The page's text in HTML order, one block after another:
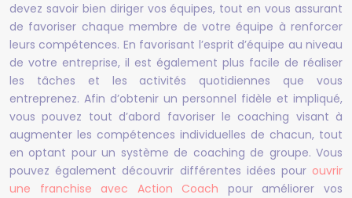
devez savoir bien diriger vos équipes, tout en vous assurant
de favoriser chaque membre de votre équipe à renforcer
leurs compétences. En favorisant l’esprit d’équipe au niveau
de votre entreprise, il est également plus facile de réaliser
les tâches et les activités quotidiennes que vous
entreprenez. Afin d’obtenir un personnel fidèle et impliqué,
vous pouvez tout d’abord favoriser le coaching visant à
augmenter les compétences individuelles de chacun, tout
en optant pour un système de coaching de groupe. Vous
pouvez également découvrir différentes idées pour ouvrir
une franchise avec Action Coach pour améliorer vos